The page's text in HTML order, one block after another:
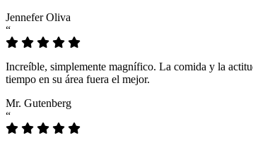
Jennefer Oliva
“
Increíble, simplemente magnífico. La comida y la
tiempo en su área fuera el mejor.
Mr. Gutenberg
“